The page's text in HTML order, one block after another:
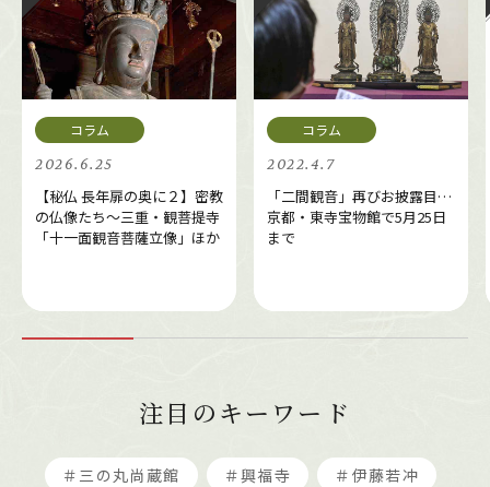
2026.6.25
【秘仏 長年扉の奥に２】密教
の仏像たち～三重・観菩提寺
「十一面観音菩薩立像」ほか
2022.4.7
「二間観音」再びお披露目…
京都・東寺宝物館で5月25日
まで
注目のキーワード
＃三の丸尚蔵館 ＃興福寺 ＃伊藤若冲